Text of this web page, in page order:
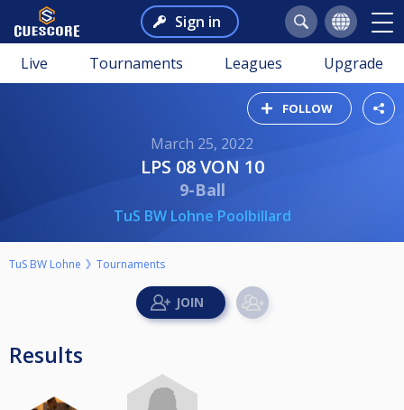
Sign in
Live Tournaments Leagues Upgrade
FOLLOW
March 25, 2022
LPS 08 VON 10
9-Ball
TuS BW Lohne Poolbillard
TuS BW Lohne Tournaments
Results